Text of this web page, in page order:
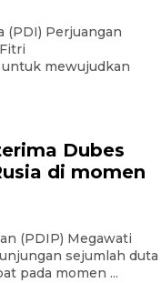
(PDI) Perjuangan
mewujudkan
Dubes
di momen
(PDIP) Megawati
sejumlah duta
pada momen ...